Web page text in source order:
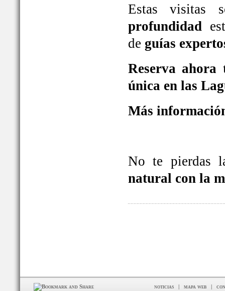
Estas
profundidad
de guías
Reserva
única en las
Más
No te pierdas
natural con la
noticias mapa web